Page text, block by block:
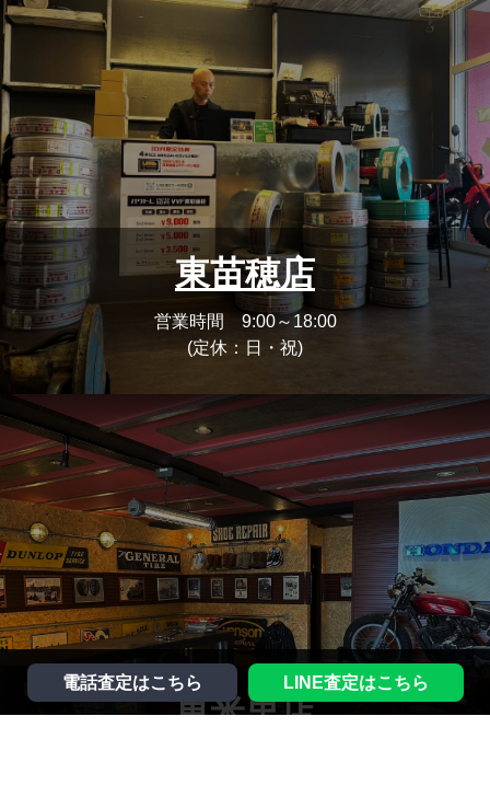
東苗穂店
営業時間 9:00～18:00
(定休：日・祝)
東米里店
電話査定はこちら LINE査定はこちら